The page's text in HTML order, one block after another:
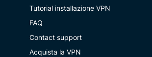
Tutorial installazione VPN
FAQ
Contact support
Acquista la VPN